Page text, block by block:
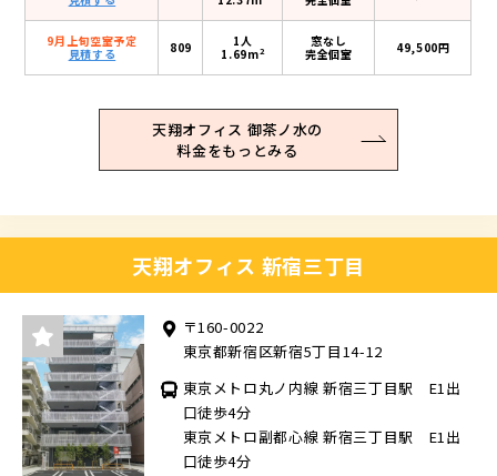
9月上旬空室予定
見積する
809
1人
1.69m2
窓なし
完全個室
49,500円
天翔オフィス 御茶ノ水の
料金をもっとみる
天翔オフィス 新宿三丁目
〒160-0022
東京都新宿区新宿5丁目14-12
東京メトロ丸ノ内線 新宿三丁目駅 E1出
口徒歩4分
東京メトロ副都心線 新宿三丁目駅 E1出
口徒歩4分